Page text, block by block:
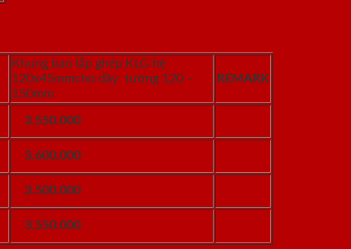
Khung bao lắp ghép KLG hệ
120x45mmcho dầy tường 120 –
150mm
REMARK
3.550.000
3.600.000
3.500.000
3.550.000